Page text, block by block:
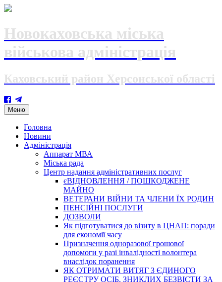
Новокаховська міська
військова адміністрація
Каховський район Херсонської області
Меню Skip
to
content
Головна
Новини
Адміністрація
Аппарат МВА
Міська рада
Центр надання адміністративних послуг
єВІДНОВЛЕННЯ / ПОШКОДЖЕНЕ
МАЙНО
ВЕТЕРАНИ ВІЙНИ ТА ЧЛЕНИ ЇХ РОДИН
ПЕНСІЙНІ ПОСЛУГИ
ДОЗВОЛИ
Як підготуватися до візиту в ЦНАП: поради
для економії часу
Призначення одноразової грошової
допомоги у разі інвалідності волонтера
внаслідок поранення
ЯК ОТРИМАТИ ВИТЯГ З ЄДИНОГО
РЕЄСТРУ ОСІБ, ЗНИКЛИХ БЕЗВІСТИ ЗА